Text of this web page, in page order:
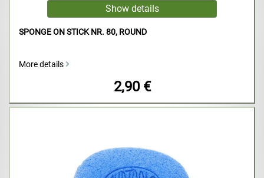
SPONGE ON STICK NR. 80, ROUND
More details
2,90 €